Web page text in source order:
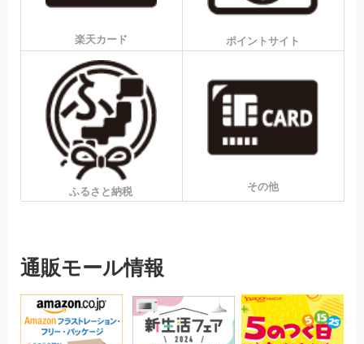
楽天カード ポイントサイト
ふるさと納税 その他
通販モール情報